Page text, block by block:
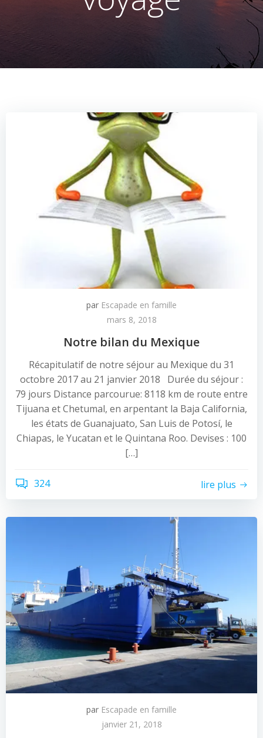
par Escapade en famille
mars 8, 2018
Notre bilan du Mexique
Récapitulatif de notre séjour au Mexique du 31
octobre 2017 au 21 janvier 2018 Durée du séjour :
79 jours Distance parcourue: 8118 km de route entre
Tijuana et Chetumal, en arpentant la Baja California,
les états de Guanajuato, San Luis de Potosí, le
Chiapas, le Yucatan et le Quintana Roo. Devises : 100
[…]
324 lire plus
par Escapade en famille
janvier 21, 2018